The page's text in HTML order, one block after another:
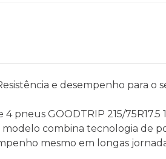
e desempenho para o
GOODTRIP 215/75R17.5
modelo combina tecnologia de
mesmo em longas